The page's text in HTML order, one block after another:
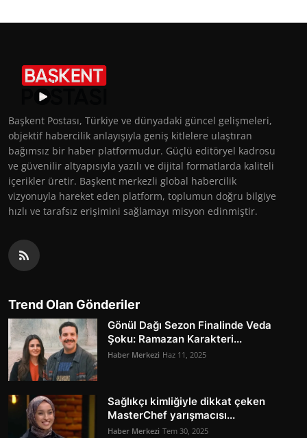
Başkent Postası, Türkiye ve dünyadaki güncel gelişmeleri,
objektif habercilik anlayışıyla geniş kitlelere ulaştıran
bağımsız bir haber platformudur. Güçlü editöryel kadrosu
ve güvenilir altyapısıyla yazılı ve dijital formatlarda kaliteli
içerikler üretir. Başkent merkezli global habercilik
vizyonuyla hareket eden platform, toplumun doğru bilgiye
hızlı ve tarafsız erişimini sağlamayı misyon edinmiştir.
Trend Olan Gönderiler
Gönül Dağı Sezon Finalinde Veda
Şoku: Ramazan Karakteri...
Haber Merkezi Haz 11, 2025
Sağlıkçı kimliğiyle dikkat çeken
MasterChef yarışmacısı...
Haber Merkezi Tem 30, 2025